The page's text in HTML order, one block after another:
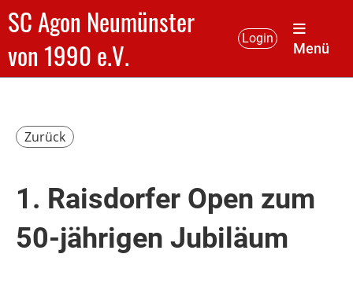
SC Agon Neumünster
von 1990 e.V.
Login
Menü
Zurück
1. Raisdorfer Open zum
50-jährigen Jubiläum